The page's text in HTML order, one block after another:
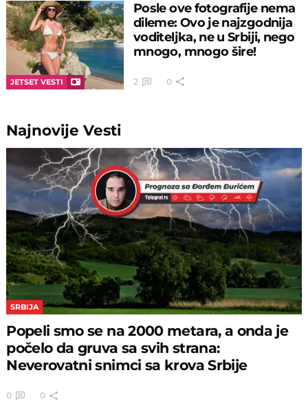
JETSET VESTI
Posle ove fotografije nema
dileme: Ovo je najzgodnija
voditeljka, ne u Srbiji, nego
mnogo, mnogo šire!
2 0
NajnovijeVesti
SRBIJA
Popeli smo se na 2000 metara, a onda je
počelo da gruva sa svih strana:
Neverovatni snimci sa krova Srbije
0 0